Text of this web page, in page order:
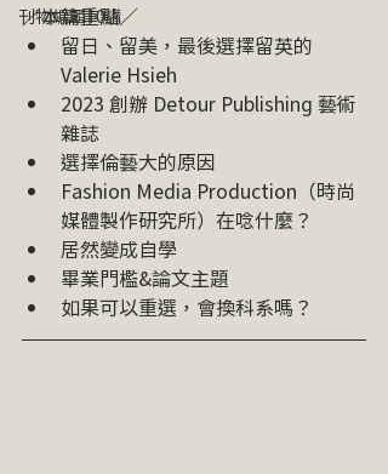
刊物編輯10講
／本篇重點／
留日、留美，最後選擇留英的
Valerie Hsieh
2023 創辦 Detour Publishing 藝術
雜誌
選擇倫藝大的原因
Fashion Media Production（時尚
媒體製作研究所）在唸什麼？
居然變成自學
畢業門檻&論文主題
如果可以重選，會換科系嗎？